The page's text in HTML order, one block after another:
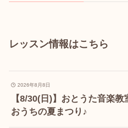
レッスン情報はこちら
2026年8月8日
【8/30(日)】おとうた音楽
おうちの夏まつり♪